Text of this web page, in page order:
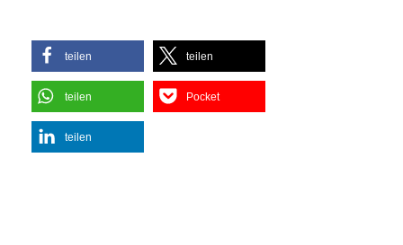
teilen teilen
teilen Pocket
teilen